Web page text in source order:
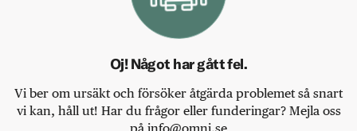
Oj! Något har gått fel.
Vi ber om ursäkt och försöker åtgärda problemet så snart
vi kan, håll ut! Har du frågor eller funderingar? Mejla oss